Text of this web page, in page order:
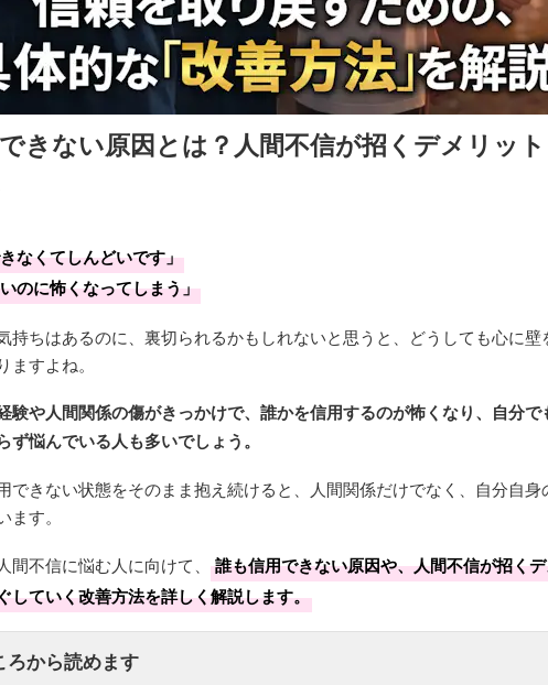
きない原因とは？人間不信が招くデメリッ
なくてしんどいです」
のに怖くなってしまう」
持ちはあるのに、裏切られるかもしれないと思うと、どうしても心に壁
ますよね。
験や人間関係の傷がきっかけで、誰かを信用するのが怖くなり、自分で
ず悩んでいる人も多いでしょう。
できない状態をそのまま抱え続けると、人間関係だけでなく、自分自身
す。
間不信に悩む人に向けて、
誰も信用できない原因や、人間不信が招く
していく改善方法を詳しく解説します。